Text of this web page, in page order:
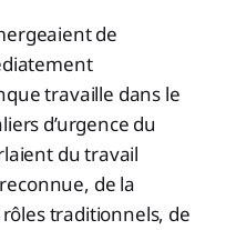
de
travaille dans le
d’urgence du
du travail
de la
rôles traditionnels, de